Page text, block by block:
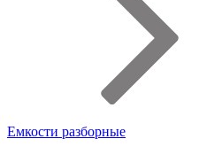
Емкости разборные